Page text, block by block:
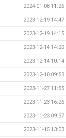
2024-01-08 11:26
2023-12-19 14:47
2023-12-19 14:15
2023-12-14 14:20
2023-12-14 10:14
2023-12-10 09:53
2023-11-27 11:55
2023-11-23 16:26
2023-11-23 09:37
2023-11-15 13:03